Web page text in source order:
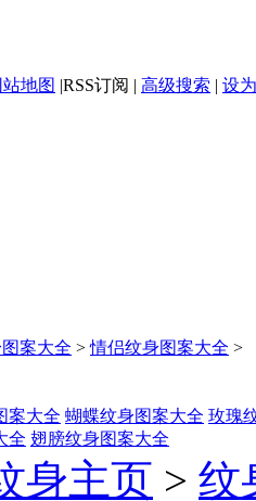
站地图 |RSS订阅 | 高级搜索 | 设
案大全 >情侣纹身图案大全 >
案大全 蝴蝶纹身图案大全 玫瑰
全 翅膀纹身图案大全
身主页 > 纹